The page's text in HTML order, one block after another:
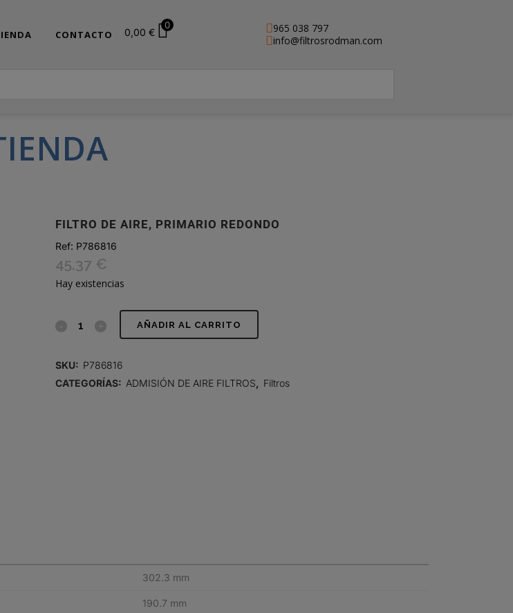
965 038 797
info@filtrosrodman.com
CONTACTO 0,00 €
0
FILTRO DE AIRE, PRIMARIO REDONDO
Ref: P786816
45,37 €
Hay existencias
FILTRO AÑADIR AL CARRITO
SKU: P786816
CATEGORÍAS: ADMISIÓN DE AIRE FILTROS Filtros
302.3 mm
190.7 mm